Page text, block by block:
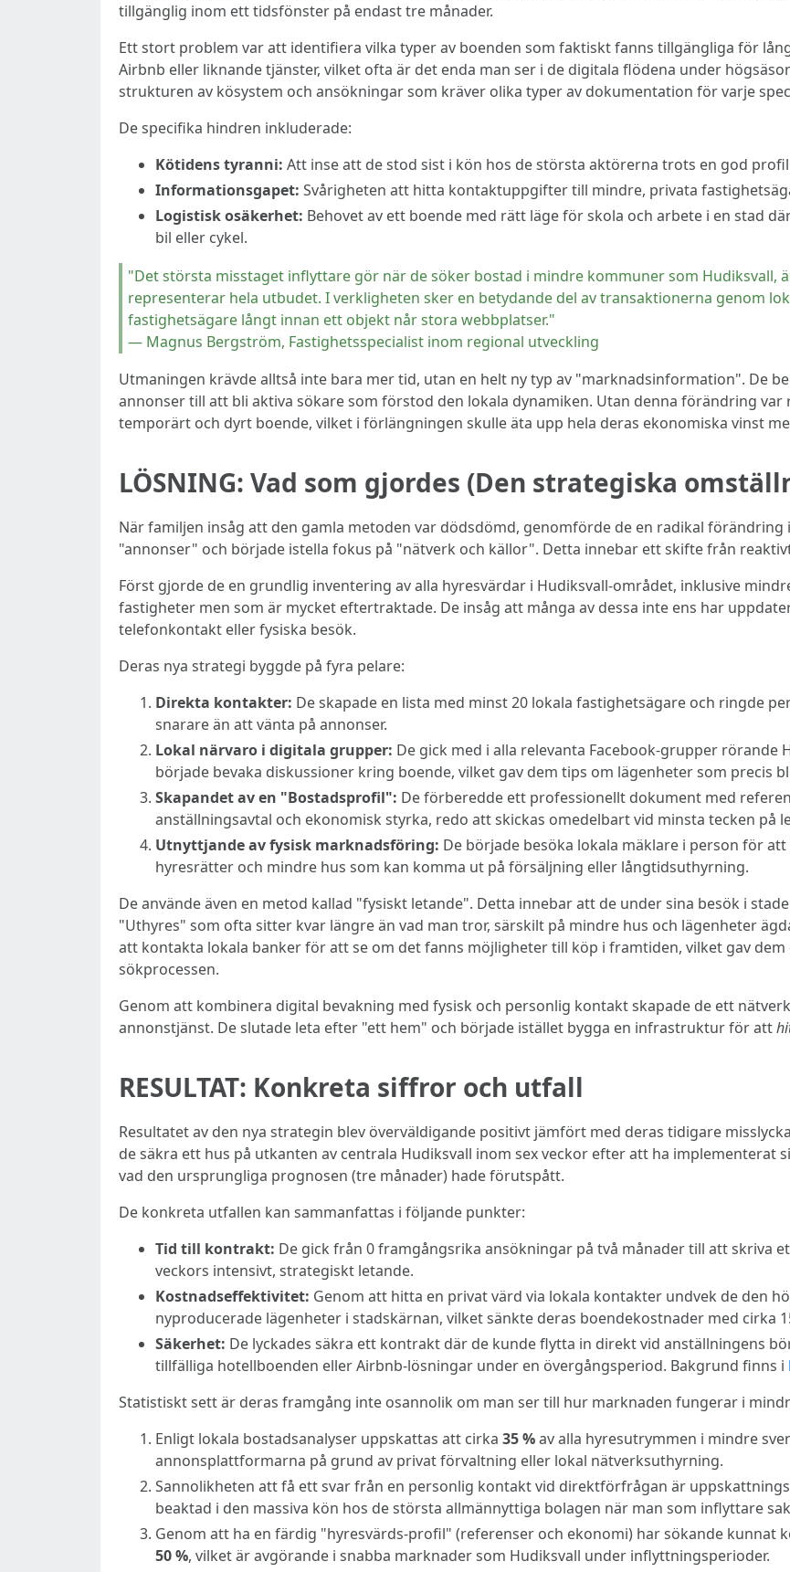
tillgänglig inom ett tidsfönster på endast tre månader.
Ett stort problem var att identifiera vilka typer av boenden som faktiskt fanns tillgängliga för
Airbnb eller liknande tjänster, vilket ofta är det enda man ser i de digitala flödena under
strukturen av kösystem och ansökningar som kräver olika typer av dokumentation för varje
De specifika hindren inkluderade:
Kötidens tyranni: Att inse att de stod sist i kön hos de största aktörerna trots en god
Informationsgapet: Svårigheten att hitta kontaktuppgifter till mindre, privata
Logistisk osäkerhet: Behovet av ett boende med rätt läge för skola och arbete i en stad
bil eller cykel.
"Det största misstaget inflyttare gör när de söker bostad i mindre kommuner som Hudiksvall,
representerar hela utbudet. I verkligheten sker en betydande del av transaktionerna genom
fastighetsägare långt innan ett objekt når stora webbplatser."
— Magnus Bergström, Fastighetsspecialist inom regional utveckling
Utmaningen krävde alltså inte bara mer tid, utan en helt ny typ av "marknadsinformation". De
annonser till att bli aktiva sökare som förstod den lokala dynamiken. Utan denna förändring
temporärt och dyrt boende, vilket i förlängningen skulle äta upp hela deras ekonomiska vinst
LÖSNING: Vad som gjordes (Den strategiska
När familjen insåg att den gamla metoden var dödsdömd, genomförde de en radikal förändring
"annonser" och började istella fokus på "nätverk och källor". Detta innebar ett skifte från
Först gjorde de en grundlig inventering av alla hyresvärdar i Hudiksvall-området, inklusive
fastigheter men som är mycket eftertraktade. De insåg att många av dessa inte ens har
telefonkontakt eller fysiska besök.
Deras nya strategi byggde på fyra pelare:
Direkta kontakter: De skapade en lista med minst 20 lokala fastighetsägare och ringde
snarare än att vänta på annonser.
Lokal närvaro i digitala grupper: De gick med i alla relevanta Facebook-grupper rörande
började bevaka diskussioner kring boende, vilket gav dem tips om lägenheter som precis
Skapandet av en "Bostadsprofil": De förberedde ett professionellt dokument med
anställningsavtal och ekonomisk styrka, redo att skickas omedelbart vid minsta tecken på
Utnyttjande av fysisk marknadsföring: De började besöka lokala mäklare i person för
hyresrätter och mindre hus som kan komma ut på försäljning eller långtidsuthyrning.
De använde även en metod kallad "fysiskt letande". Detta innebar att de under sina besök i
"Uthyres" som ofta sitter kvar längre än vad man tror, särskilt på mindre hus och lägenheter
att kontakta lokala banker för att se om det fanns möjligheter till köp i framtiden, vilket gav
sökprocessen.
Genom att kombinera digital bevakning med fysisk och personlig kontakt skapade de ett
annonstjänst. De slutade leta efter "ett hem" och började istället bygga en infrastruktur för att
RESULTAT: Konkreta siffror och utfall
Resultatet av den nya strategin blev överväldigande positivt jämfört med deras tidigare
de säkra ett hus på utkanten av centrala Hudiksvall inom sex veckor efter att ha implementerat
vad den ursprungliga prognosen (tre månader) hade förutspått.
De konkreta utfallen kan sammanfattas i följande punkter:
Tid till kontrakt: De gick från 0 framgångsrika ansökningar på två månader till att skriva
veckors intensivt, strategiskt letande.
Kostnadseffektivitet: Genom att hitta en privat värd via lokala kontakter undvek de den
nyproducerade lägenheter i stadskärnan, vilket sänkte deras boendekostnader med cirka
Säkerhet: De lyckades säkra ett kontrakt där de kunde flytta in direkt vid anställningens
tillfälliga hotellboenden eller Airbnb-lösningar under en övergångsperiod. Bakgrund finns i
Statistiskt sett är deras framgång inte osannolik om man ser till hur marknaden fungerar i
Enligt lokala bostadsanalyser uppskattas att cirka 35 %av alla hyresutrymmen i mindre
annonsplattformarna på grund av privat förvaltning eller lokal nätverksuthyrning.
Sannolikheten att få ett svar från en personlig kontakt vid direktförfrågan är
beaktad i den massiva kön hos de största allmännyttiga bolagen när man som inflyttare
Genom att ha en färdig "hyresvärds-profil" (referenser och ekonomi) har sökande
50 %, vilket är avgörande i snabba marknader som Hudiksvall under inflyttningsperioder.